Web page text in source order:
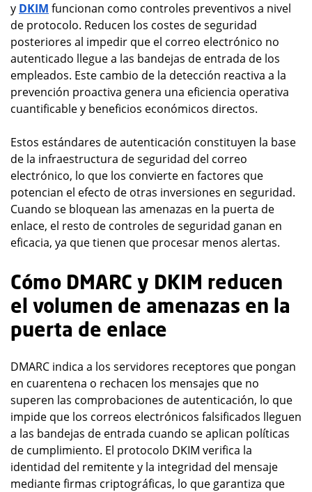
y DKIM funcionan como controles preventivos a nivel
de protocolo. Reducen los costes de seguridad
posteriores al impedir que el correo electrónico no
autenticado llegue a las bandejas de entrada de los
empleados. Este cambio de la detección reactiva a la
prevención proactiva genera una eficiencia operativa
cuantificable y beneficios económicos directos.
Estos estándares de autenticación constituyen la base
de la infraestructura de seguridad del correo
electrónico, lo que los convierte en factores que
potencian el efecto de otras inversiones en seguridad.
Cuando se bloquean las amenazas en la puerta de
enlace, el resto de controles de seguridad ganan en
eficacia, ya que tienen que procesar menos alertas.
Cómo DMARC y DKIM reducen
el volumen de amenazas en la
puerta de enlace
DMARC indica a los servidores receptores que pongan
en cuarentena o rechacen los mensajes que no
superen las comprobaciones de autenticación, lo que
impide que los correos electrónicos falsificados lleguen
a las bandejas de entrada cuando se aplican políticas
de cumplimiento. El protocolo DKIM verifica la
identidad del remitente y la integridad del mensaje
mediante firmas criptográficas, lo que garantiza que